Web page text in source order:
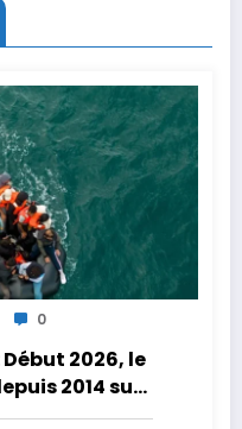
0
2026, le
2014 sur
Nord